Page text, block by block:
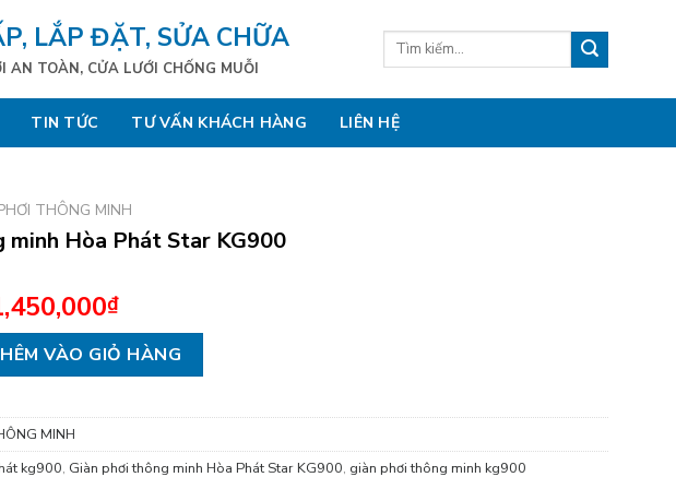
LẮP ĐẶT, SỬA CHỮA
AN TOÀN, CỬA LƯỚI CHỐNG MUỖI
Tìm
TIN TỨC TƯ VẤN KHÁCH HÀNG LIÊN HỆ
THÔNG MINH
minh Hòa Phát Star KG900
₫
Hòa Phát Star KG900 số lượng
VÀO GIỎ HÀNG
MINH
kg900, Giàn phơi thông minh Hòa Phát Star KG900, giàn phơi thông minh kg900